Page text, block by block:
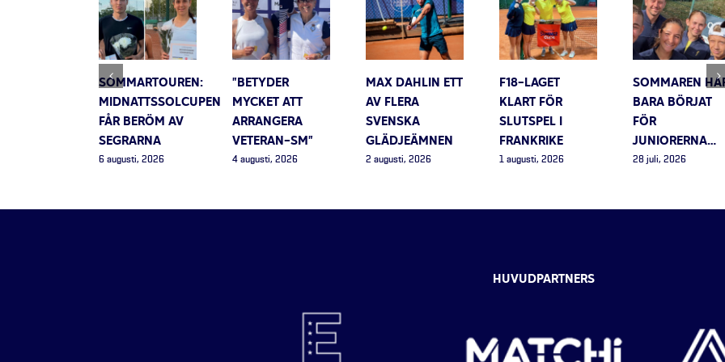
SOMMARTOUREN:
MIDNATTSSOLCUPEN
FÅR BERÖM AV
SEGRARNA
6 augusti, 2026
”BETYDER
MYCKET ATT
ARRANGERA
VETERAN-SM”
4 augusti, 2026
MAX DAHLIN ETT
AV FLERA
SVENSKA
GLÄDJEÄMNEN
2 augusti, 2026
F18-LAGET
KLART FÖR
SLUTSPEL I
FRANKRIKE
1 augusti, 2026
SOMMAREN
BARA BÖRJAT
FÖR
JUNIORERNA…
28 juli, 2026
HUVUDPARTNERS